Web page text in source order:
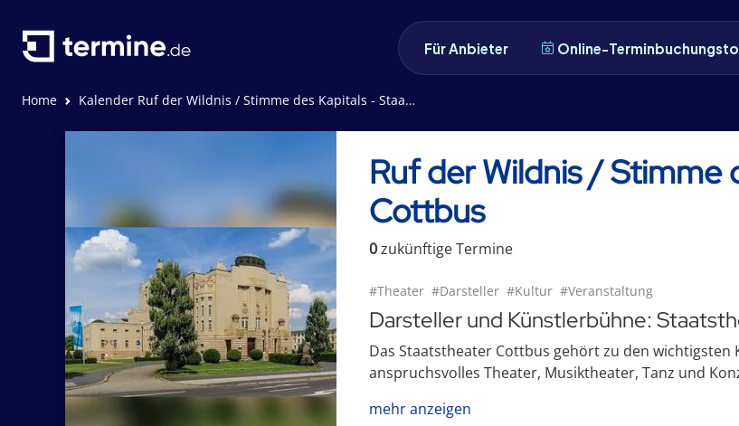
Für Anbieter Online-
Home Kalender Ruf der Wildnis / Stimme des Kapitals - Staatstheater Cottbus
Ruf der Wildnis / Stimme
Cottbus
0zukünftigeTermine
#Theater #Darsteller #Kultur #Veranstaltung
Darsteller und Künstlerbühne:
Das Staatstheater Cottbus gehört zu den
anspruchsvolles Theater, Musiktheater, Tanz und
mehr anzeigen